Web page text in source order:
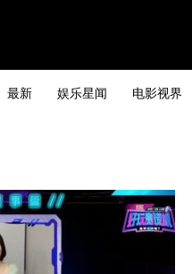
最新 娱乐星闻 电影视界